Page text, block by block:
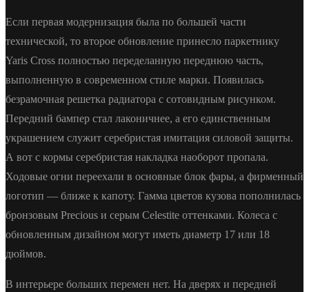
Если первая модернизация была по большей части
технической, то второе обновление принесло паркетнику
Yaris Cross полностью переделанную переднюю часть,
выполненную в современном стиле марки. Появилась
безрамочная решетка радиатора с сотовидным рисунком.
Передний бампер стал лаконичнее, а его единственным
украшением служит серебристая имитация силовой защиты.
А вот с кормы серебристая накладка наоборот пропала.
Ходовые огни переехали в основные блок фары, а фирменный
логотип — ближе к капоту. Гамма цветов кузова пополнилась
бронзовым Precious и серым Celestite оттенками. Колеса с
обновленным дизайном могут иметь диаметр 17 или 18
дюймов.
В интерьере больших перемен нет. На дверях и передней